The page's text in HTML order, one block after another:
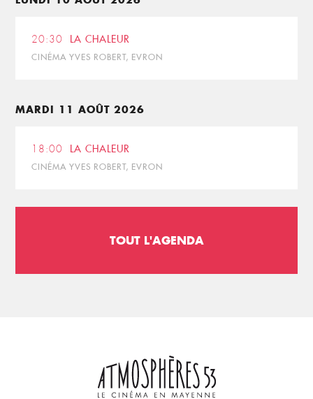
20:30 LA CHALEUR
CINÉMA YVES ROBERT, EVRON
MARDI 11 AOÛT 2026
18:00 LA CHALEUR
CINÉMA YVES ROBERT, EVRON
TOUT L'AGENDA